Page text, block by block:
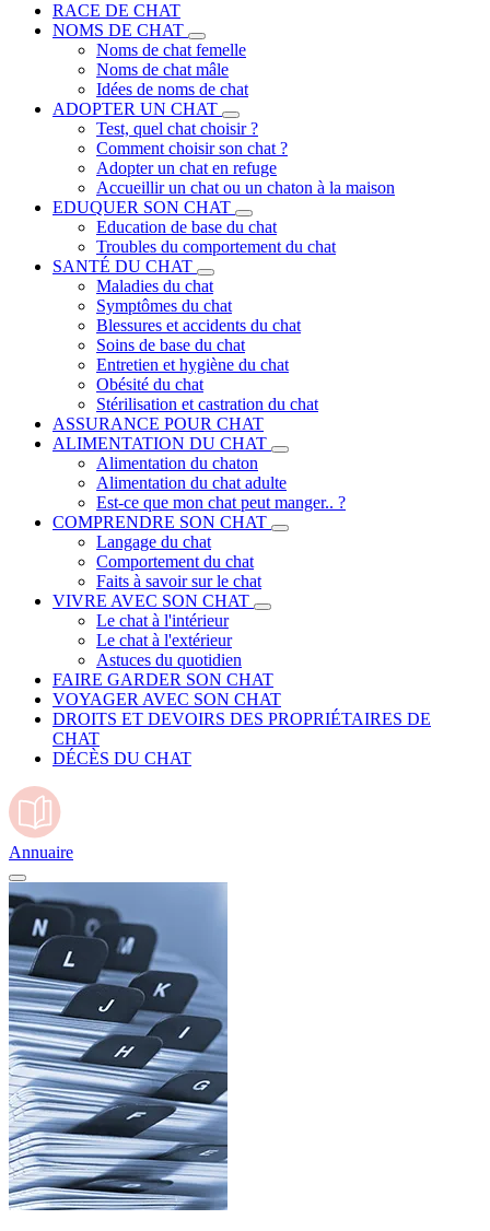
RACE DE CHAT
NOMS DE CHAT
Noms de chat femelle
Noms de chat mâle
Idées de noms de chat
ADOPTER UN CHAT
Test, quel chat choisir ?
Comment choisir son chat ?
Adopter un chat en refuge
Accueillir un chat ou un chaton à la maison
EDUQUER SON CHAT
Education de base du chat
Troubles du comportement du chat
SANTÉ DU CHAT
Maladies du chat
Symptômes du chat
Blessures et accidents du chat
Soins de base du chat
Entretien et hygiène du chat
Obésité du chat
Stérilisation et castration du chat
ASSURANCE POUR CHAT
ALIMENTATION DU CHAT
Alimentation du chaton
Alimentation du chat adulte
Est-ce que mon chat peut manger.. ?
COMPRENDRE SON CHAT
Langage du chat
Comportement du chat
Faits à savoir sur le chat
VIVRE AVEC SON CHAT
Le chat à l'intérieur
Le chat à l'extérieur
Astuces du quotidien
FAIRE GARDER SON CHAT
VOYAGER AVEC SON CHAT
DROITS ET DEVOIRS DES PROPRIÉTAIRES DE
CHAT
DÉCÈS DU CHAT
Annuaire